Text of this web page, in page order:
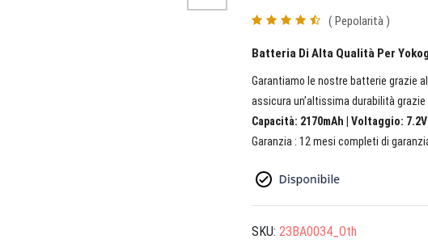
( Pepolarità )
Batteria Di Alta Qualità Per
Garantiamo le nostre batterie grazie
assicura un’altissima durabilità
Capacità: 2170mAh | Voltaggio:
Garanzia : 12 mesi completi di
SKU: 23BA0034_Oth